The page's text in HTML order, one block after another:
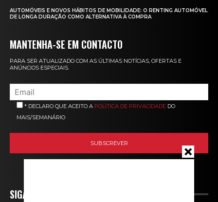
AUTOMÓVEIS E NOVOS HÁBITOS DE MOBILIDADE: O RENTING AUTOMÓVEL
DE LONGA DURAÇÃO COMO ALTERNATIVA À COMPRA
MANTENHA-SE EM CONTACTO
PARA SER ATUALIZADO COM AS ÚLTIMAS NOTÍCIAS, OFERTAS E
ANÚNCIOS ESPECIAIS.
* DECLARO QUE ACEITO A POLÍTICA DE PRIVACIDADE DO
MAIS/SEMANÁRIO
SIGA-NOS